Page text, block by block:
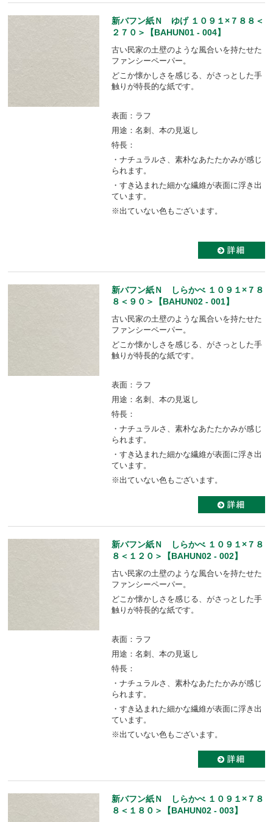
新バフン紙Ｎ ゆげ １０９１×７８８＜
２７０＞【BAHUN01 - 004】
古い民家の土壁のような風合いを持たせた
ファンシーペーパー。
どこか懐かしさを感じる、がさっとした手
触りが特長的な紙です。
表面：ラフ
用途：名刺、本の見返し
特長：
・ナチュラルさ、素朴なあたたかみが感じ
られます。
・すき込まれた細かな繊維が表面に浮き出
ています。
※出ていない色もございます。
新バフン紙Ｎ しらかべ １０９１×７８
８＜９０＞【BAHUN02 - 001】
古い民家の土壁のような風合いを持たせた
ファンシーペーパー。
どこか懐かしさを感じる、がさっとした手
触りが特長的な紙です。
表面：ラフ
用途：名刺、本の見返し
特長：
・ナチュラルさ、素朴なあたたかみが感じ
られます。
・すき込まれた細かな繊維が表面に浮き出
ています。
※出ていない色もございます。
新バフン紙Ｎ しらかべ １０９１×７８
８＜１２０＞【BAHUN02 - 002】
古い民家の土壁のような風合いを持たせた
ファンシーペーパー。
どこか懐かしさを感じる、がさっとした手
触りが特長的な紙です。
表面：ラフ
用途：名刺、本の見返し
特長：
・ナチュラルさ、素朴なあたたかみが感じ
られます。
・すき込まれた細かな繊維が表面に浮き出
ています。
※出ていない色もございます。
新バフン紙Ｎ しらかべ １０９１×７８
８＜１８０＞【BAHUN02 - 003】